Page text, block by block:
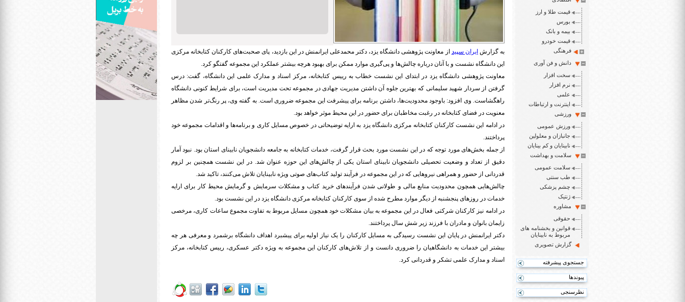
قیمت طلا و ارز
بورس
بیمه و بانک
قیمت خودرو
فرهنگی
دانش و فن آوری
سخت افزار
نرم افزار
علمی
اینترنت و ارتباطات
ورزشی
ورزش عمومی
جانبازان و معلولین
نابینایان و کم بینایان
سلامت و بهداشت
سلامت عمومی
طب سنتی
چشم پزشکی
ژنتیک
مشاوره
حقوقی
قوانین و بخشنامه های
مربوط به نابینایان
گزارش تصویری
جستجوی پیشرفته
پیوندها
نظرسنجی
به گزارش ایران سپید از معاونت پژوهشی دانشگاه یزد، دکتر محمدعلی ایرانمنش در این بازدید، پای صحبت‌های کارکنان کتابخانه مرکزی
این دانشگاه نشست و با آنان درباره چالش‌ها و پی‌گیری موارد ممکن برای بهبود هرچه بیشتر عملکرد این مجموعه گفتگو کرد.
معاونت پژوهشی دانشگاه یزد در ابتدای این نشست خطاب به رییس کتابخانه، مرکز اسناد و مدارک علمی این دانشگاه، گفت: درس
گرفتن از سردار شهید سلیمانی که بهترین جلوه آن داشتن مدیریت جهادی در مجموعه تحت مدیریت است، برای شرایط کنونی دانشگاه
راهگشاست. وی افزود: باوجود محدودیت‌ها، داشتن برنامه برای پیشرفت این مجموعه ضروری است. به گفته وی، پر رنگ‌تر شدن مظاهر
معنویت در فضای کتابخانه در رغبت مخاطبان برای حضور در این محیط موثر خواهد بود.
در ادامه این نشست کارکنان کتابخانه مرکزی دانشگاه یزد به ارایه توضیحاتی در خصوص مسایل کاری و برنامه‌ها و اقدامات مجموعه خود
پرداختند.
از جمله بخش‌های مورد توجه که در این نشست مورد بحث قرار گرفت، خدمات کتابخانه به جامعه دانشجویان نابینای استان بود. نبود آمار
دقیق از تعداد و وضعیت تحصیلی دانشجویان نابینای استان یکی از چالش‌های این حوزه عنوان شد. در این نشست همچنین بر لزوم
قدردانی از حضور و همراهی نیروهایی که در این مجموعه در فرآیند تولید کتاب‌های صوتی ویژه نابینایان تلاش می‌کنند، تاکید شد.
چالش‌هایی همچون محدودیت منابع مالی و طولانی شدن فرآیندهای خرید کتاب و مشکلات سرمایش و گرمایش محیط کار برای ارایه
خدمات در روزهای پنجشنبه از دیگر موارد مطرح شده از سوی کارکنان کتابخانه مرکزی دانشگاه یزد در این نشست بود.
در ادامه نیز کارکنان شرکتی فعال در این مجموعه به بیان مشکلات خود همچون مسایل مربوط به تفاوت مجموع ساعات کاری، مرخصی
زایمان بانوان و مادران با فرزند زیر شش سال پرداختند.
دکتر ایرانمنش در پایان این نشست رسیدگی به مسایل کارکنان را یک نیاز اولیه برای پیشبرد اهداف دانشگاه برشمرد و معرفی هر چه
بیشتر این خدمات به دانشگاهیان را ضروری دانست و از تلاش‌های کارکنان این مجموعه به ویژه دکتر عسکری، رییس کتابخانه، مرکز
اسناد و مدارک علمی تشکر و قدردانی کرد.